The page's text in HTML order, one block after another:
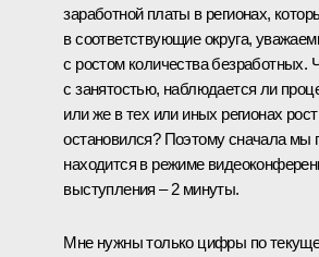
заработной платы в регионах,
в соответствующие округа,
с ростом количества безработных.
с занятостью, наблюдается ли
или же в тех или иных регионах
остановился? Поэтому сначала мы
находится в режиме
выступления – 2 минуты.
Мне нужны только цифры по